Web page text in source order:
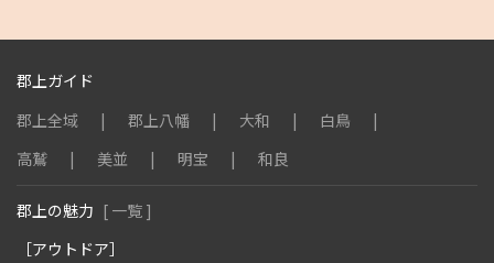
郡上ガイド
郡上全域
郡上八幡 大和
白鳥
高鷲
美並 明宝 和良
郡上の魅力 [ 一覧 ]
［アウトドア］